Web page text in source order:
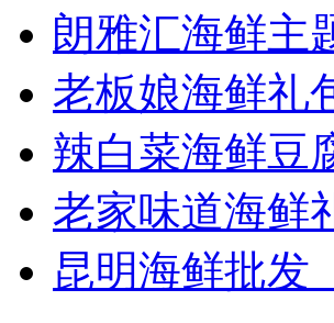
朗雅汇海鲜主
老板娘海鲜礼
辣白菜海鲜豆
老家味道海鲜
昆明海鲜批发